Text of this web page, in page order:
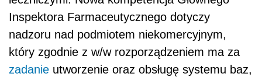
Inspektora Farmaceutycznego dotyczy
nadzoru nad podmiotem niekomercyjnym,
który zgodnie z w/w rozporządzeniem ma za
zadanie utworzenie oraz obsługę systemu baz,